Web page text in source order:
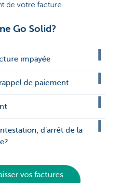
de votre facture.
Go Solid?
impayée
de paiement
d'arrêt de la
vos factures